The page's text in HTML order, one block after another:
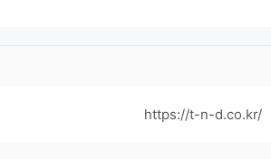
https://t-n-d.co.kr/